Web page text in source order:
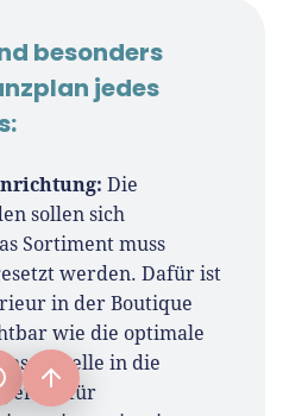
besonders
jedes
Die
sollen sich
Sortiment muss
werden. Dafür ist
in der Boutique
wie die optimale
Stelle in die
für
gruender.de